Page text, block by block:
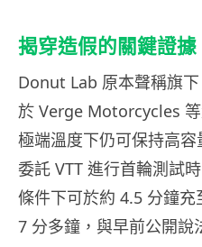
揭穿造假的關鍵證據
Donut Lab 原本聲稱旗
於 Verge Motorcycles
極端溫度下仍可保持高
委託 VTT 進行首輪測試
條件下可於約 4.5 分鐘
7 分多鐘，與早前公開說